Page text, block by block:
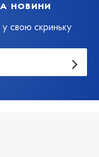
новини
свою скриньку